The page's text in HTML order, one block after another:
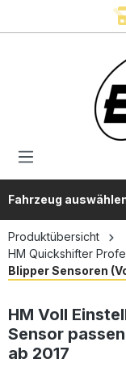
Fahrzeug
Produktübersicht
HM Quickshifter
Blipper Sensoren
HM Voll
Sensor
ab 2017